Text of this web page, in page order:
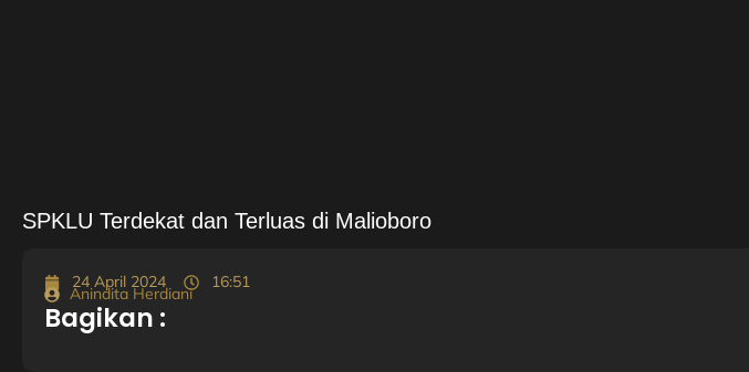
SPKLU Terdekat dan Terluas di Malioboro
24 April 2024 16:51
Anindita Herdiani
Bagikan :